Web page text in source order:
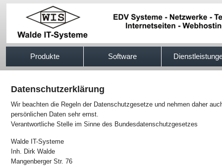
Produkte Software
Datenschutzerklärung
Wir beachten die Regeln der Datenschutzgesetze und nehmen daher
persönlichen Daten sehr ernst.
Verantwortliche Stelle im Sinne des Bundesdatenschutzgesetzes
Walde IT-Systeme
Inh. Dirk Walde
Mangenberger Str. 76